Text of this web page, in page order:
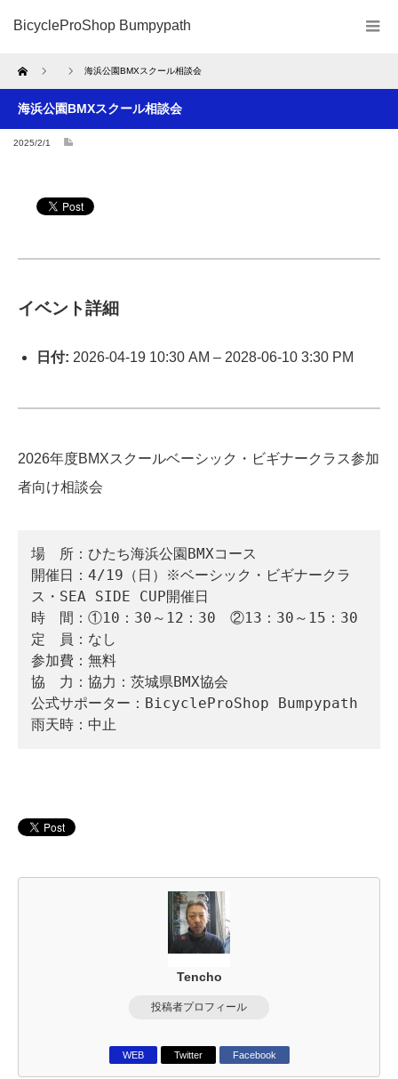
BicycleProShop Bumpypath
Home 海浜公園BMXスクール相談会
海浜公園BMXスクール相談会
2025/2/1
イベント詳細
日付: 2026-04-19 10:30 AM – 2028-06-10 3:30 PM
2026年度BMXスクールベーシック・ビギナークラス参加
者向け相談会
場　所：ひたち海浜公園BMXコース
開催日：4/19（日）※ベーシック・ビギナークラ
ス・SEA SIDE CUP開催日
時　間：①10：30～12：30　②13：30～15：30
定　員：なし
参加費：無料
協　力：協力：茨城県BMX協会
公式サポーター：BicycleProShop Bumpypath
雨天時：中止
Tencho
投稿者プロフィール
WEB Twitter Facebook